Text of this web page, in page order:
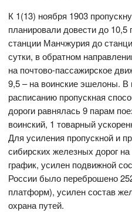
К 1(13) ноября 1903
планировали довести до 10,5
станции Манчжурия до
сутки, в обратном
на почтово-пассажирское
9,5 – на воинские эшелоны. В
расписанию пропускная
дороги равнялась 9 парам
воинский, 1 товарный
Для усиления пропускной и
сибирских железных дорог
график, усилен подвижной
России было переброшено
платформ), усилен состав
охрана путей.